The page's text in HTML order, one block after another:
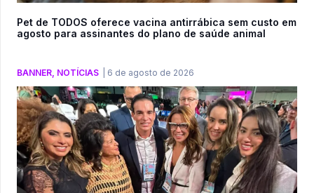
Pet de TODOS oferece vacina antirrábica sem custo em
agosto para assinantes do plano de saúde animal
BANNER NOTÍCIAS 6 de agosto de 2026